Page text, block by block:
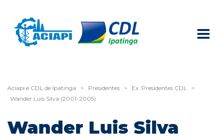
Aciapi e CDL de Ipatinga > Presidentes > Ex. Presidentes CDL
>
Wander Luis Silva (2001-2005)
Wander Luis Silva